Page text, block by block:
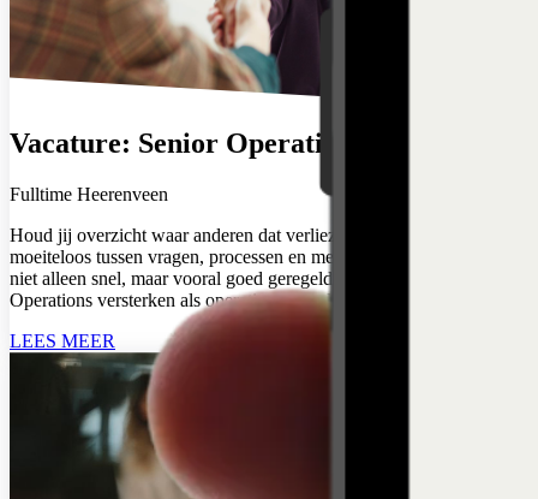
Vacature: Senior Operations Specialist
Fulltime Heerenveen
Houd jij overzicht waar anderen dat verliezen? Schakel je
moeiteloos tussen vragen, processen en mensen en zorg je dat alles
niet alleen snel, maar vooral goed geregeld is? Kom dan ons Team
Operations versterken als operations coördinator
LEES MEER